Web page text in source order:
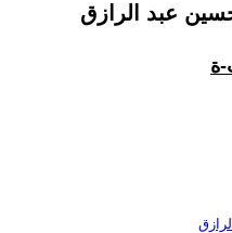
عبد الرازق
ة